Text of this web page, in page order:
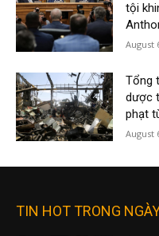
tội
August
Tổng
dược
phạt
August
TIN HOT TRONG